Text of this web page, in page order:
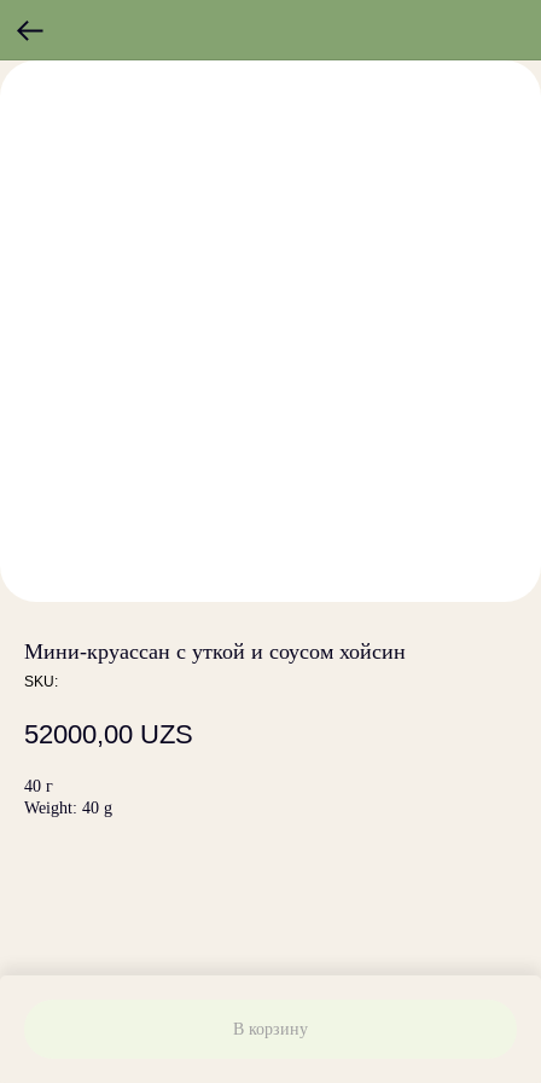
Мини-круассан с уткой и соусом хойсин
SKU:
52000,00 UZS
В корзину
40 г
Weight: 40 g